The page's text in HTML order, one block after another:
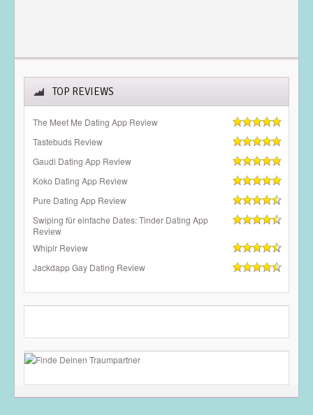
TOP REVIEWS
The Meet Me Dating App Review
Tastebuds Review
Gaudi Dating App Review
Koko Dating App Review
Pure Dating App Review
Swiping für einfache Dates: Tinder Dating App
Review
Whiplr Review
Jackdapp Gay Dating Review